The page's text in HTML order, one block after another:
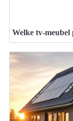
Welke tv-